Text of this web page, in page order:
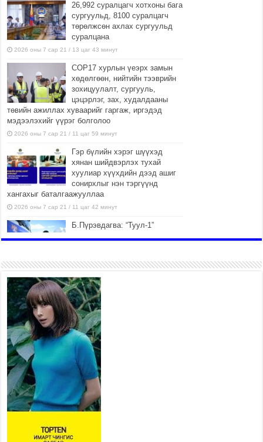
26,992 суралцагч хотхоны бага
сургуульд, 8100 суралцагч
төрөлжсөн ахлах сургуульд
суралцана
2026 оны 7 сар 21 / 13 цаг 43 минут
COP17 хурлын үеэрх замын
хөдөлгөөн, нийтийн тээврийн
зохицуулалт, сургууль,
цэцэрлэг, зах, худалдааны
төвийн ажиллах хуваарийг гаргаж, иргэдэд
мэдээлэхийг үүрэг болголоо
2026 оны 7 сар 21 / 11 цаг 59 минут
Гэр бүлийн хэрэг шүүхэд
хянан шийдвэрлэх тухай
хуулиар хүүхдийн дээд ашиг
сонирхлыг нэн тэргүүнд
хангахыг баталгаажууллаа
2026 оны 7 сар 21 / 11 цаг 42 минут
Б.Пүрэвдагва: “Туул-1”
2026 оны 7 сар 21 / 10 цаг 15 минут
НИЙСЛЭЛ, АЙМГИЙН
УДИРДЛАГУУДЫН АЖЛЫГ
ХҮНД СУРТЛЫГ БУУРУУЛЖ,
ИРГЭД, АЖ АХУЙН НЭГЖИЙН
АЧААГ ХЭРХЭН ХӨНГӨЛСНӨӨР ДҮГНЭНЭ
2026 оны 7 сар 21 / 10 цаг 09 минут
Байнгын хорооны дарга
М.Мандхай Цөлжилттэй
тэмцэх тухай НҮБ-ын
конвенцын талуудын 17 дугаар
бага хурал (СОР17)-ын бэлтгэл ажлын явцтай
танилцлаа
2026 оны 7 сар 21 / 10 цаг 03 минут